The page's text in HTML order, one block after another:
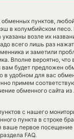
пунктов,
в колумбийском песо.
возле их
всего лишь раз
и заметили
Вполне вероятно,
вам будет предложен
в удобном для вас
примем
обменного сайта
с нашего
пункта в строке
первое
FAQ.